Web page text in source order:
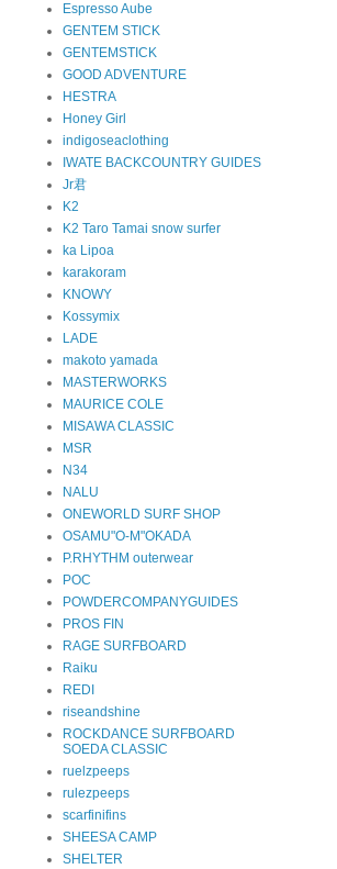
Espresso Aube
GENTEM STICK
GENTEMSTICK
GOOD ADVENTURE
HESTRA
Honey Girl
indigoseaclothing
IWATE BACKCOUNTRY GUIDES
Jr君
K2
K2 Taro Tamai snow surfer
ka Lipoa
karakoram
KNOWY
Kossymix
LADE
makoto yamada
MASTERWORKS
MAURICE COLE
MISAWA CLASSIC
MSR
N34
NALU
ONEWORLD SURF SHOP
OSAMU"O-M"OKADA
P.RHYTHM outerwear
POC
POWDERCOMPANYGUIDES
PROS FIN
RAGE SURFBOARD
Raiku
REDI
riseandshine
ROCKDANCE SURFBOARD
SOEDA CLASSIC
ruelzpeeps
rulezpeeps
scarfinifins
SHEESA CAMP
SHELTER